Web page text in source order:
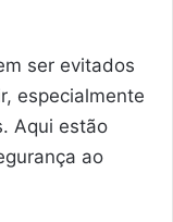
ser evitados
especialmente
Aqui estão
ao